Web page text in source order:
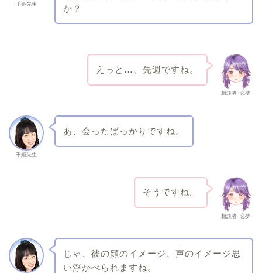
千姫先生
か？
相談者･恋夢
えっと…、先週ですね。
千姫先生
あ、会ったばっかりですね。
相談者･恋夢
そうですね。
じゃ、彼の顔のイメージ、声のイメージ思
い浮かべられますね。